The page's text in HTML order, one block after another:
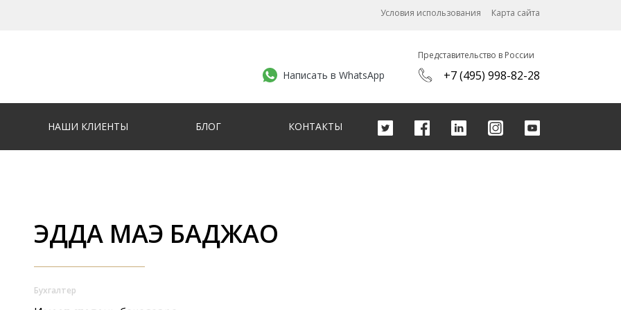
Условия использования Карта сайта
Написать в WhatsApp
Представительство в России
+7 (495) 998-82-28
НАШИ КЛИЕНТЫ БЛОГ КОНТАКТЫ
ЭДДА МАЭ БАДЖАО
Бухгалтер